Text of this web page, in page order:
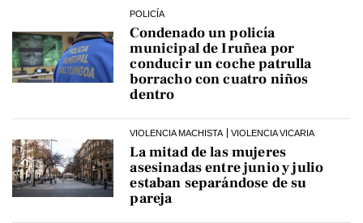
POLICÍA
Condenado un policía
municipal de Iruñea por
conducir un coche patrulla
borracho con cuatro niños
dentro
VIOLENCIA MACHISTA VIOLENCIA VICARIA
La mitad de las mujeres
asesinadas entre junio y julio
estaban separándose de su
pareja